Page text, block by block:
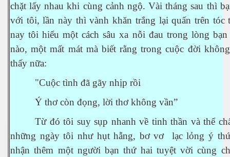
chặt lấy nhau khi cùng cảnh ngộ. Vài tháng sau thì
với tôi, lần này thì vành khăn trắng lại quấn trên tóc
nay tôi hiểu một cách sâu xa nỗi đau trong lòng
nào, một mất mát mà biết rằng trong cuộc đời
thấy nữa:
"Cuộc tình đã gãy nhịp rồi
Ý thơ còn đọng, lời thơ không vần”
Từ đó tôi suy sụp nhanh về tinh thần và thể
những ngày tôi như hụt hẫng, bơ vơ lạc lỏng ý
nhận thêm một người bạn thứ hai tuyệt vời cùng
giới